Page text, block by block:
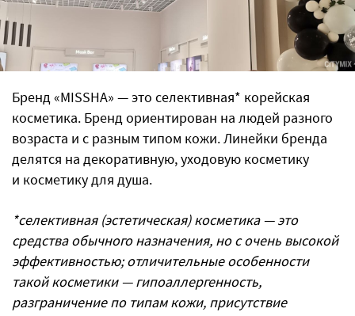
Бренд «MISSHA» — это селективная* корейская
косметика. Бренд ориентирован на людей разного
возраста и с разным типом кожи. Линейки бренда
делятся на декоративную, уходовую косметику
и косметику для душа.
*селективная (эстетическая) косметика — это
средства обычного назначения, но с очень высокой
эффективностью; отличительные особенности
такой косметики—гипоаллергенность,
разграничение по типам кожи, присутствие